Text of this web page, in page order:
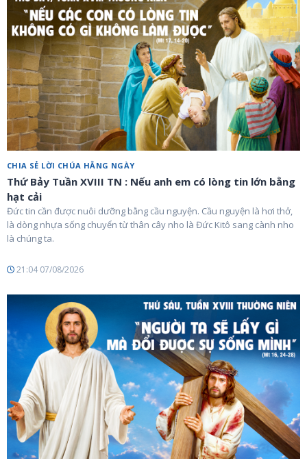
CHIA SẺ LỜI CHÚA HẰNG NGÀY
Thứ Bảy Tuần XVIII TN : Nếu anh em có lòng tin lớn bằng
hạt cải
Đức tin cần được nuôi dưỡng bằng cầu nguyện. Cầu nguyện là hơi thở,
là dòng nhựa sống chuyển từ thân cây nho là Đức Kitô sang cành nho
là chúng ta.
21:04 07/08/2026